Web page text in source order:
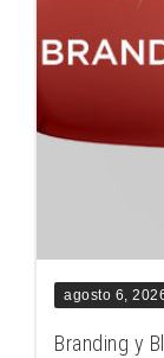
agosto 6,
Branding y